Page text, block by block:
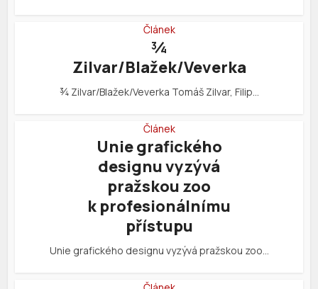
Článek
¾
Zilvar/Blažek/Veverka
¾ Zilvar/Blažek/Veverka Tomáš Zilvar, Filip…
Článek
Unie grafického
designu vyzývá
pražskou zoo
k profesionálnímu
přístupu
Unie grafického designu vyzývá pražskou zoo…